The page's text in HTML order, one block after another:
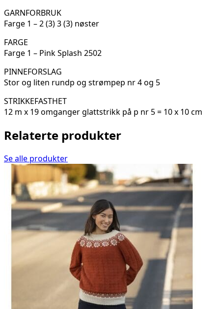
GARNFORBRUK
Farge 1 – 2 (3) 3 (3) nøster
FARGE
Farge 1 – Pink Splash 2502
PINNEFORSLAG
Stor og liten rundp og strømpep nr 4 og 5
STRIKKEFASTHET
12 m x 19 omganger glattstrikk på p nr 5 = 10 x 10 cm
Relaterte produkter
Se alle produkter